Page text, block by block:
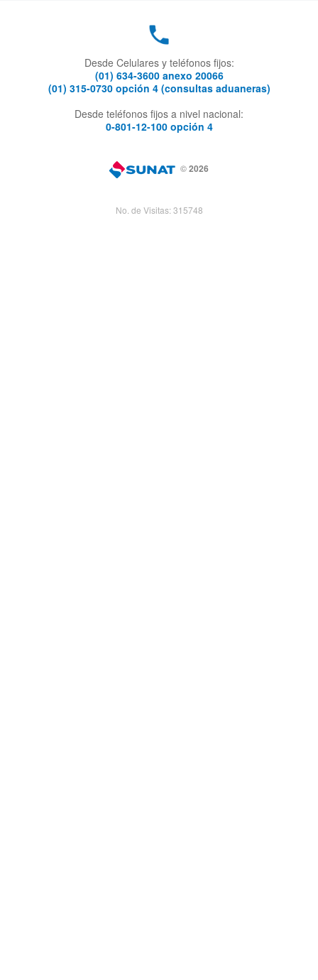
Desde Celulares y teléfonos fijos:
(01) 634-3600 anexo 20066
(01) 315-0730 opción 4 (consultas aduaneras)
Desde teléfonos fijos a nivel nacional:
0-801-12-100 opción 4
©2026
No. de Visitas: 315748